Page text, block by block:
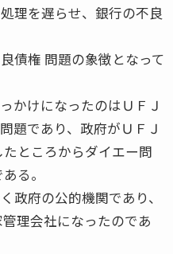
理を遅らせ、銀行の不良
債権 問題の象徴となって
かけになったのはＵＦＪ
題であり、政府がＵＦＪ
ところからダイエー問
る。
政府の公的機関であり、
理会社になったのであ